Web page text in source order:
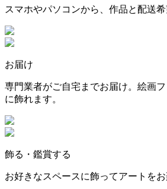
スマホやパソコンから、作品と配送希
お届け
専門業者がご自宅までお届け。絵画
に飾れます。
飾る・鑑賞する
お好きなスペースに飾ってアートをお